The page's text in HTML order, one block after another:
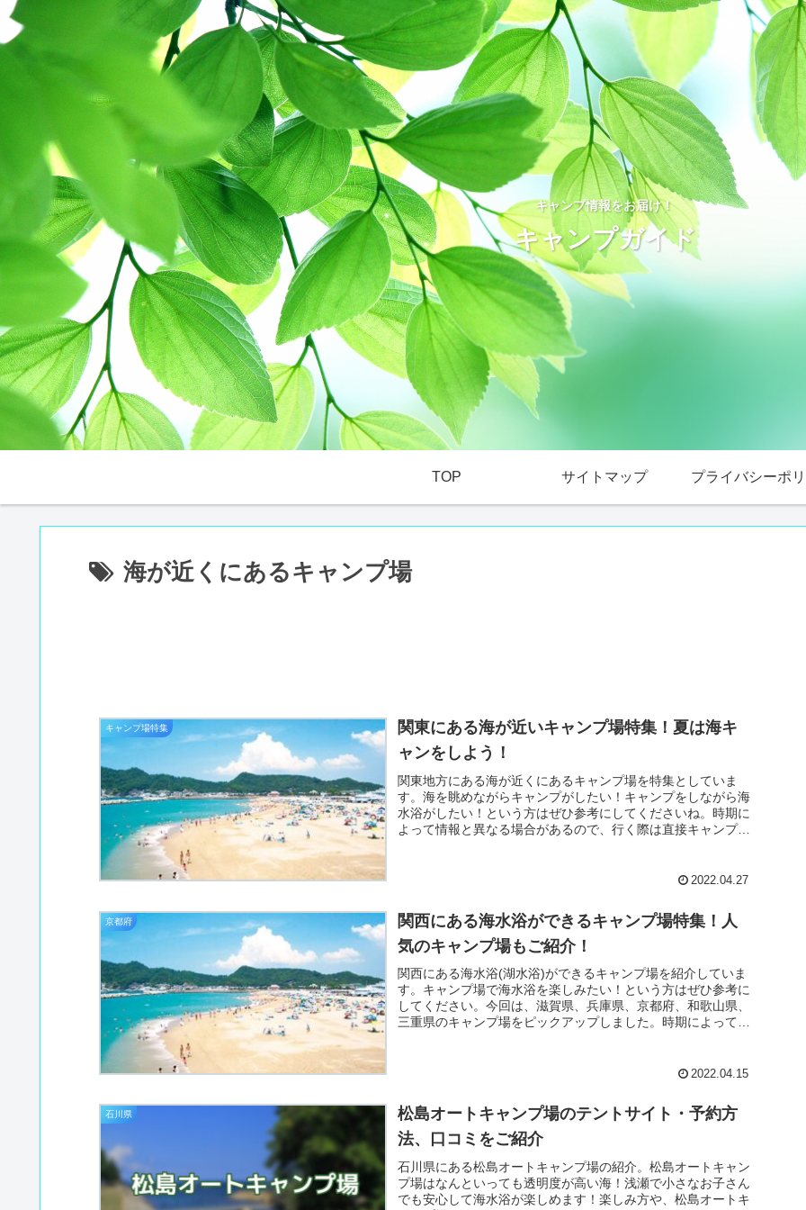
キャンプ情報をお届け！
キャンプガイド
TOP サイトマップ プライバシーポ
海が近くにあるキャンプ場
キャンプ場特集
関東にある海が近いキャンプ場特集！夏は海キ
ャンをしよう！
関東地方にある海が近くにあるキャンプ場を特集としていま
す。海を眺めながらキャンプがしたい！キャンプをしながら海
水浴がしたい！という方はぜひ参考にしてくださいね。時期に
よって情報と異なる場合があるので、行く際は直接キャンプ場
2022.04.27
京都府
関西にある海水浴ができるキャンプ場特集！人
気のキャンプ場もご紹介！
関西にある海水浴(湖水浴)ができるキャンプ場を紹介していま
す。キャンプ場で海水浴を楽しみたい！という方はぜひ参考に
してください。今回は、滋賀県、兵庫県、京都府、和歌山県、
三重県のキャンプ場をピックアップしました。時期によって情
2022.04.15
石川県
松島オートキャンプ場のテントサイト・予約方
法、口コミをご紹介
石川県にある松島オートキャンプ場の紹介。松島オートキャン
プ場はなんといっても透明度が高い海！浅瀬で小さなお子さん
でも安心して海水浴が楽しめます！楽しみ方や、松島オートキ